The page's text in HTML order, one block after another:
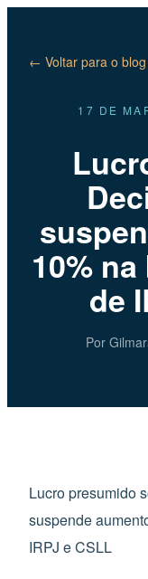
← Voltar para o blog
17 DE
10%
de
Por
Lucro presumido
suspende
IRPJ e CSLL